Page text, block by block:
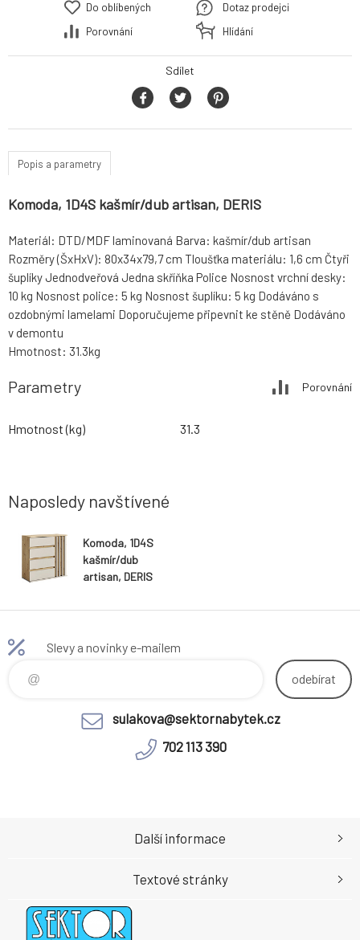
Do oblíbených
Porovnání
Dotaz prodejci
Hlídání
Sdílet
Popis a parametry
Komoda, 1D4S kašmír/dub artisan, DERIS
Materiál: DTD/MDF laminovaná Barva: kašmír/dub artisan
Rozměry (ŠxHxV): 80x34x79,7 cm Tloušťka materiálu: 1,6 cm Čtyři
šuplíky Jednodveřová Jedna skříňka Police Nosnost vrchní desky:
10 kg Nosnost police: 5 kg Nosnost šuplíku: 5 kg Dodáváno s
ozdobnými lamelami Doporučujeme připevnit ke stěně Dodáváno
v demontu
Hmotnost: 31.3kg
Parametry Porovnání
Hmotnost (kg) 31.3
Naposledy navštívené
Komoda, 1D4S
kašmír/dub
artisan, DERIS
Slevy a novinky e-mailem
odebírat
sulakova@sektornabytek.cz
702 113 390
Další informace
Textové stránky